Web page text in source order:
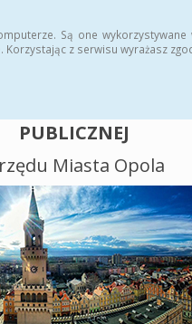
Są one
z serwisu wyrażasz
PUBLICZNEJ
Miasta Opola